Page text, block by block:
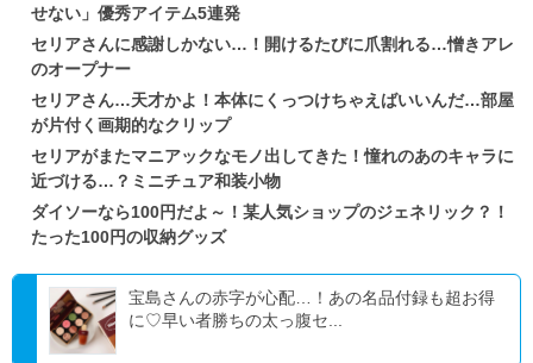
せない」優秀アイテム5連発
セリアさんに感謝しかない…！開けるたびに爪割れる…憎きアレ
のオープナー
セリアさん…天才かよ！本体にくっつけちゃえばいいんだ…部屋
が片付く画期的なクリップ
セリアがまたマニアックなモノ出してきた！憧れのあのキャラに
近づける…？ミニチュア和装小物
ダイソーなら100円だよ～！某人気ショップのジェネリック？！
たった100円の収納グッズ
宝島さんの赤字が心配…！あの名品付録も超お得
に♡早い者勝ちの太っ腹セ...